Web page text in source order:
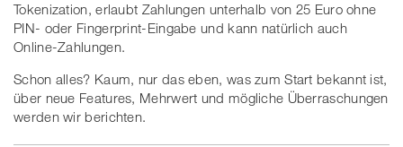
Tokenization, erlaubt Zahlungen unterhalb von 25 Euro ohne
PIN- oder Fingerprint-Eingabe und kann natürlich auch
Online-Zahlungen.
Schon alles? Kaum, nur das eben, was zum Start bekannt ist,
über neue Features, Mehrwert und mögliche Überraschungen
werden wir berichten.